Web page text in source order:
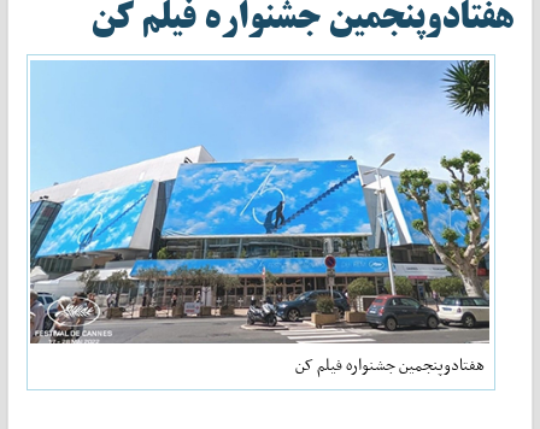
هفتادوپنجمین جشنواره فیلم کن
هفتادوپنجمین جشنواره فیلم کن